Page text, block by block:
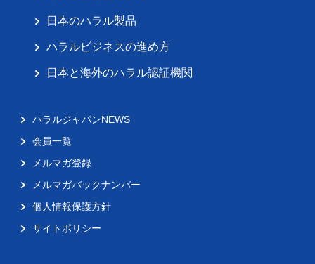
日本のハラル製品
ハラルビジネスの進め方
日本と海外のハラル認証機関
ハラルジャパンNEWS
会員一覧
メルマガ登録
メルマガバックナンバー
個人情報保護方針
サイトポリシー